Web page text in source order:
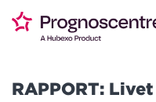
RAPPORT: